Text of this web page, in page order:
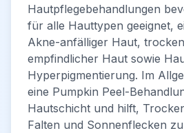
Hautpflegebehandlungen
für alle Hauttypen geeignet,
Akne-anfälliger Haut,
empfindlicher Haut sowie
Hyperpigmentierung. Im
eine Pumpkin Peel-
Hautschicht und hilft,
Falten und Sonnenflecken